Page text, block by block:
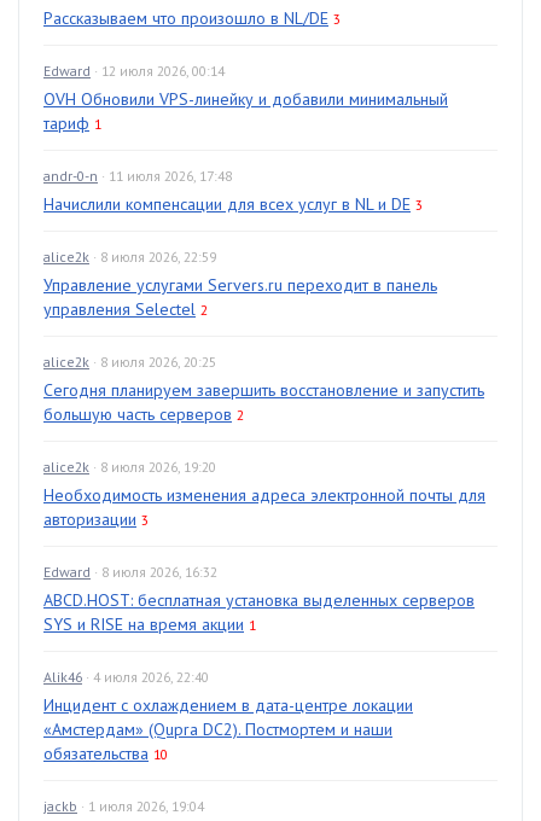
Рассказываем что произошло в NL/DE 3
Edward · 12 июля 2026, 00:14
OVH Обновили VPS-линейку и добавили минимальный
тариф 1
andr-0-n · 11 июля 2026, 17:48
Начислили компенсации для всех услуг в NL и DE 3
alice2k · 8 июля 2026, 22:59
Управление услугами Servers.ru переходит в панель
управления Selectel 2
alice2k · 8 июля 2026, 20:25
Сегодня планируем завершить восстановление и запустить
большую часть серверов 2
alice2k · 8 июля 2026, 19:20
Необходимость изменения адреса электронной почты для
авторизации 3
Edward · 8 июля 2026, 16:32
ABCD.HOST: бесплатная установка выделенных серверов
SYS и RISE на время акции 1
Alik46 · 4 июля 2026, 22:40
Инцидент с охлаждением в дата-центре локации
«Амстердам» (Qupra DC2). Постмортем и наши
обязательства 10
jackb · 1 июля 2026, 19:04